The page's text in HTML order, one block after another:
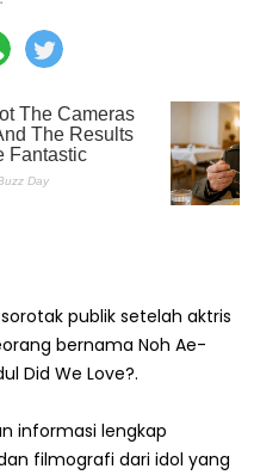
publik setelah aktris
bernama Noh Ae-
Did We Love?.
informasi lengkap
filmografi dari idol yang